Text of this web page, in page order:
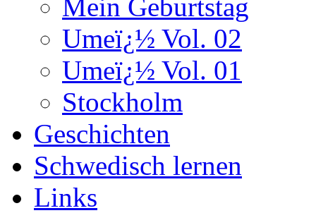
Mein Geburtstag
Umeï¿½ Vol. 02
Umeï¿½ Vol. 01
Stockholm
Geschichten
Schwedisch lernen
Links